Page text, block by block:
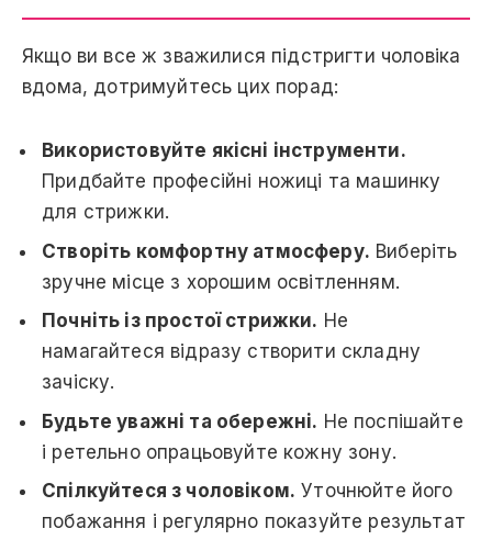
Якщо ви все ж зважилися підстригти чоловіка
вдома, дотримуйтесь цих порад:
Використовуйте якісні інструменти.
Придбайте професійні ножиці та машинку
для стрижки.
Створіть комфортну атмосферу. Виберіть
зручне місце з хорошим освітленням.
Почніть із простої стрижки. Не
намагайтеся відразу створити складну
зачіску.
Будьте уважні та обережні. Не поспішайте
і ретельно опрацьовуйте кожну зону.
Спілкуйтеся з чоловіком. Уточнюйте його
побажання і регулярно показуйте результат